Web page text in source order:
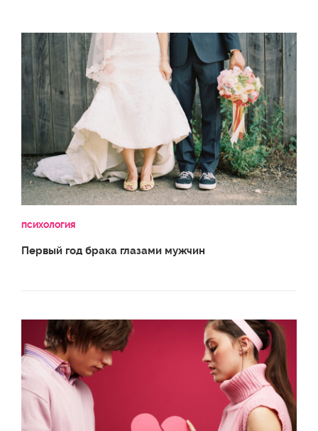
ПСИХОЛОГИЯ
Первый год брака глазами мужчин